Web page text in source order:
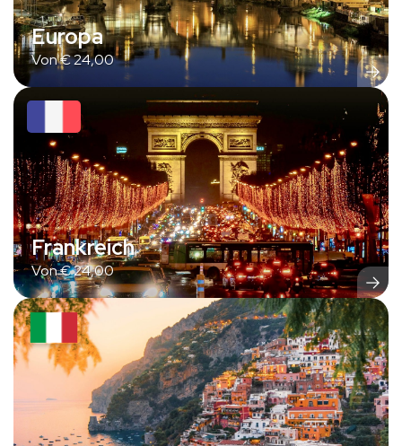
Europa
Von€24,00
Frankreich
Von€24,00